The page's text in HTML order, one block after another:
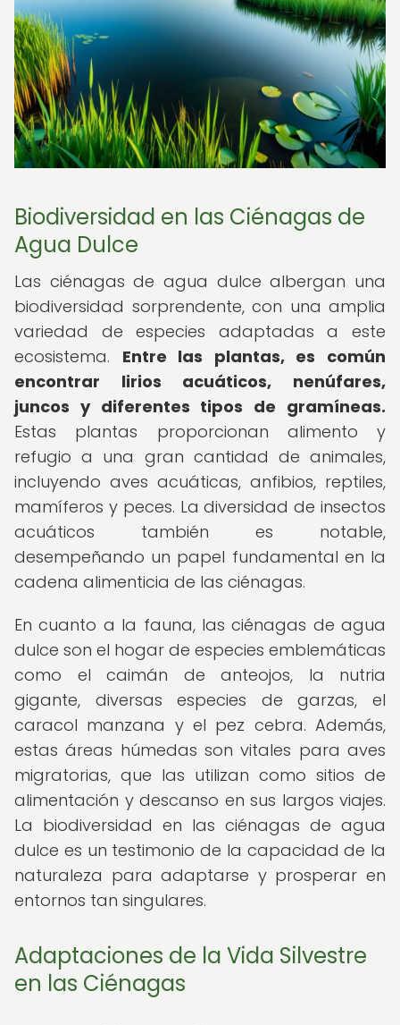
Biodiversidad en las Ciénagas de
Agua Dulce
Las ciénagas de agua dulce albergan una
biodiversidad sorprendente, con una amplia
variedad de especies adaptadas a este
ecosistema. Entre las plantas, es común
encontrar lirios acuáticos, nenúfares,
juncos y diferentes tipos de gramíneas.
Estas plantas proporcionan alimento y
refugio a una gran cantidad de animales,
incluyendo aves acuáticas, anfibios, reptiles,
mamíferos y peces. La diversidad de insectos
acuáticos también es notable,
desempeñando un papel fundamental en la
cadena alimenticia de las ciénagas.
En cuanto a la fauna, las ciénagas de agua
dulce son el hogar de especies emblemáticas
como el caimán de anteojos, la nutria
gigante, diversas especies de garzas, el
caracol manzana y el pez cebra. Además,
estas áreas húmedas son vitales para aves
migratorias, que las utilizan como sitios de
alimentación y descanso en sus largos viajes.
La biodiversidad en las ciénagas de agua
dulce es un testimonio de la capacidad de la
naturaleza para adaptarse y prosperar en
entornos tan singulares.
Adaptaciones de la Vida Silvestre
en las Ciénagas